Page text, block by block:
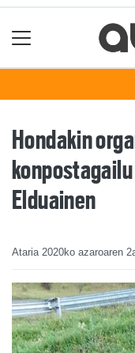
Hondakin
Elduainen
Ataria 2020ko azaroaren